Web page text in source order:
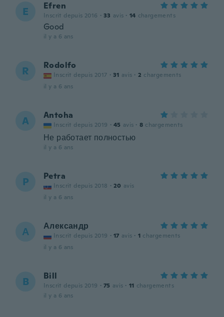
E Efren
Inscrit depuis 2016 · 33 avis · 14 chargements
Good
il y a 6 ans
R Rodolfo
Inscrit depuis 2017 · 31 avis · 2 chargements
il y a 6 ans
A Antoha
Inscrit depuis 2019 · 45 avis · 8 chargements
Не работает полностью
il y a 6 ans
P Petra
Inscrit depuis 2018 · 20 avis
il y a 6 ans
А Александр
Inscrit depuis 2019 · 17 avis · 1 chargements
il y a 6 ans
B Bill
Inscrit depuis 2019 · 75 avis · 11 chargements
il y a 6 ans